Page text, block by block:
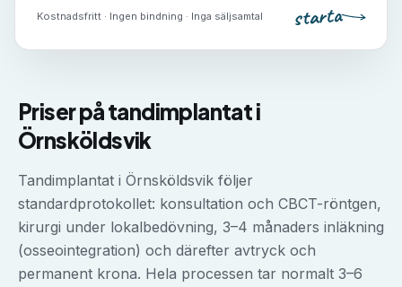
Kostnadsfritt · Ingen bindning · Inga säljsamtal starta
Priser påtandimplantati
Örnsköldsvik
Tandimplantat i Örnsköldsvik följer
standardprotokollet: konsultation och CBCT-röntgen,
kirurgi under lokalbedövning, 3–4 månaders inläkning
(osseointegration) och därefter avtryck och
permanent krona. Hela processen tar normalt 3–6